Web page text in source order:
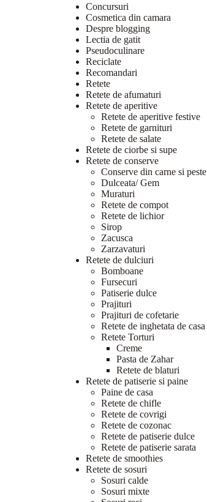
Concursuri
Cosmetica din camara
Despre blogging
Lectia de gatit
Pseudoculinare
Reciclate
Recomandari
Retete
Retete de afumaturi
Retete de aperitive
Retete de aperitive festive
Retete de garnituri
Retete de salate
Retete de ciorbe si supe
Retete de conserve
Conserve din carne si peste
Dulceata/ Gem
Muraturi
Retete de compot
Retete de lichior
Sirop
Zacusca
Zarzavaturi
Retete de dulciuri
Bomboane
Fursecuri
Patiserie dulce
Prajituri
Prajituri de cofetarie
Retete de inghetata de casa
Retete Torturi
Creme
Pasta de Zahar
Retete de blaturi
Retete de patiserie si paine
Paine de casa
Retete de chifle
Retete de covrigi
Retete de cozonac
Retete de patiserie dulce
Retete de patiserie sarata
Retete de smoothies
Retete de sosuri
Sosuri calde
Sosuri mixte